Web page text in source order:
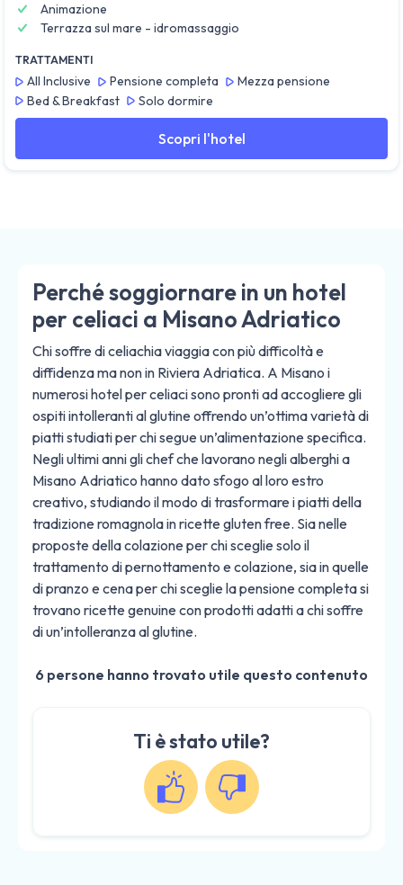
Animazione
Terrazza sul mare - idromassaggio
TRATTAMENTI
All Inclusive Pensione completa
Mezza pensione
Bed & Breakfast
Solo dormire
Scopri l'hotel
Perché soggiornare in un hotel
per celiaci a Misano Adriatico
Chi soffre di celiachia viaggia con più difficoltà e
diffidenza ma non in Riviera Adriatica. A Misano i
numerosi hotel per celiaci sono pronti ad accogliere gli
ospiti intolleranti al glutine offrendo un’ottima varietà di
piatti studiati per chi segue un’alimentazione specifica.
Negli ultimi anni gli chef che lavorano negli alberghi a
Misano Adriatico hanno dato sfogo al loro estro
creativo, studiando il modo di trasformare i piatti della
tradizione romagnola in ricette gluten free. Sia nelle
proposte della colazione per chi sceglie solo il
trattamento di pernottamento e colazione, sia in quelle
di pranzo e cena per chi sceglie la pensione completa si
trovano ricette genuine con prodotti adatti a chi soffre
di un’intolleranza al glutine.
6 persone hanno trovato utile questo contenuto
Ti è stato utile?